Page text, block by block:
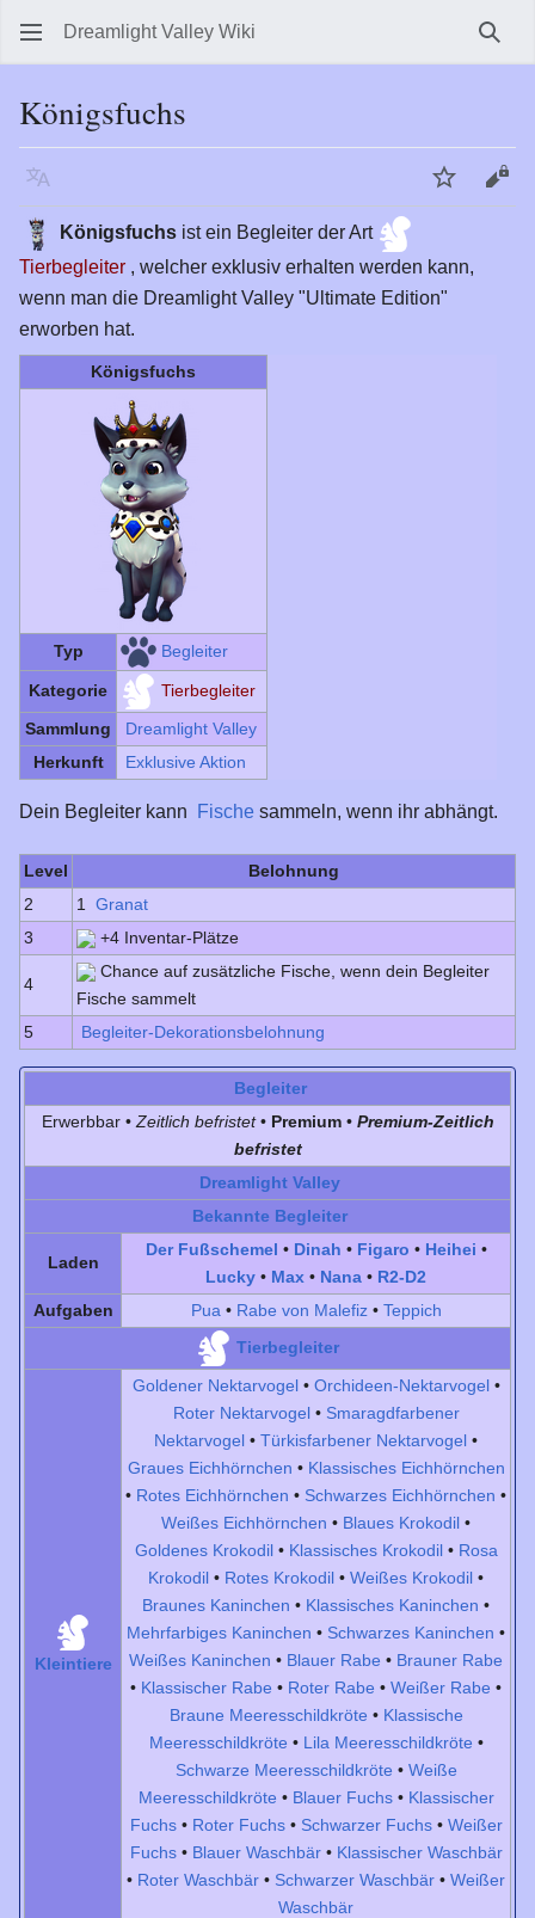
Dreamlight Valley Wiki
Königsfuchs
Sprache
Königsfuchs ist ein Begleiter der Art
Tierbegleiter , welcher exklusiv erhalten werden kann,
wenn man die Dreamlight Valley "Ultimate Edition"
erworben hat.
Königsfuchs
Typ Begleiter
Kategorie Tierbegleiter
Sammlung
Dreamlight Valley
Herkunft
Exklusive Aktion
Dein Begleiter kann Fische sammeln, wenn ihr abhängt.
Level
Belohnung
2
1
Granat
3
+4 Inventar-Plätze
4
Chance auf zusätzliche Fische, wenn dein Begleiter
Fische sammelt
5
Begleiter-Dekorationsbelohnung
Begleiter
Erwerbbar • Zeitlich befristet• Premium• Premium-Zeitlich
befristet
Dreamlight Valley
Bekannte Begleiter
Laden
Der Fußschemel • Dinah • Figaro • Heihei •
Lucky • Max • Nana • R2-D2
Aufgaben
Pua • Rabe von Malefiz• Teppich
Tierbegleiter
Kleintiere
Goldener Nektarvogel• Orchideen-Nektarvogel•
Roter Nektarvogel• Smaragdfarbener
Nektarvogel • Türkisfarbener Nektarvogel •
Graues Eichhörnchen • Klassisches Eichhörnchen
• Rotes Eichhörnchen • Schwarzes Eichhörnchen •
Weißes Eichhörnchen • Blaues Krokodil •
Goldenes Krokodil• Klassisches Krokodil• Rosa
Krokodil • Rotes Krokodil • Weißes Krokodil •
Braunes Kaninchen • Klassisches Kaninchen •
Mehrfarbiges Kaninchen • Schwarzes Kaninchen •
Weißes Kaninchen • Blauer Rabe • Brauner Rabe
• Klassischer Rabe • Roter Rabe • Weißer Rabe •
Braune Meeresschildkröte • Klassische
Meeresschildkröte • Lila Meeresschildkröte •
Schwarze Meeresschildkröte • Weiße
Meeresschildkröte • Blauer Fuchs• Klassischer
Fuchs• Roter Fuchs• Schwarzer Fuchs• Weißer
Fuchs• Blauer Waschbär• Klassischer Waschbär
• Roter Waschbär • Schwarzer Waschbär • Weißer
Waschbär